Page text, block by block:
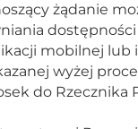
żądanie
mobilnej lub
wyżej
do Rzecznika